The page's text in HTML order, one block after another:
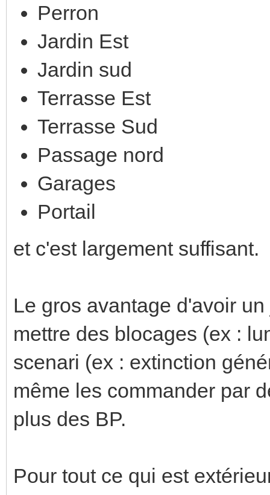
Perron
Jardin Est
Jardin sud
Terrasse Est
Terrasse Sud
Passage nord
Garages
Portail
et c'est largement suffisant.
Le gros avantage d'avoir
mettre des blocages (ex :
scenari (ex : extinction
même les commander par
plus des BP.
Pour tout ce qui est